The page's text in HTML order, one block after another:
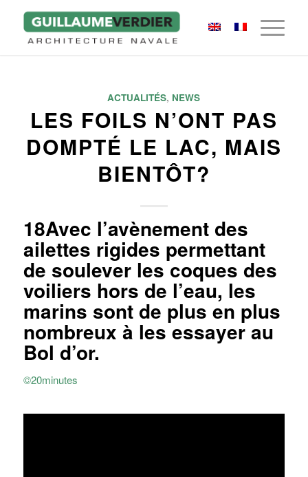
ACTUALITÉS, NEWS
LES FOILS N’ONT PAS
DOMPTÉ LE LAC, MAIS
BIENTÔT?
18Avec l’avènement des
ailettes rigides permettant
de soulever les coques des
voiliers hors de l’eau, les
marins sont de plus en plus
nombreux à les essayer au
Bol d’or.
©20minutes